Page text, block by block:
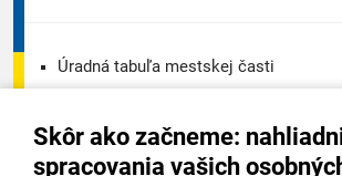
Skôr ako začneme:
spracovania vašich
Úradná tabuľa mestskej časti
Úradná tabuľa stavebného úradu